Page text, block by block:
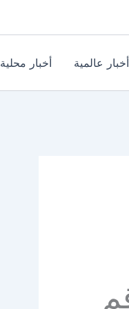
أخبار عالمية أخبار محلية